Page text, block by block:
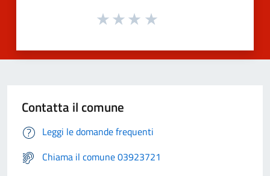
Contatta il comune
Leggi le domande frequenti
Chiama il comune 03923721